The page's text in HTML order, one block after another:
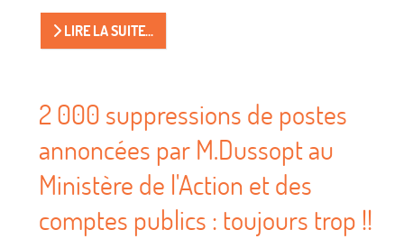
LIRE LA SUITE...
2 000 suppressions de postes
annoncées par M.Dussopt au
Ministère de l'Action et des
comptes publics : toujours trop !!